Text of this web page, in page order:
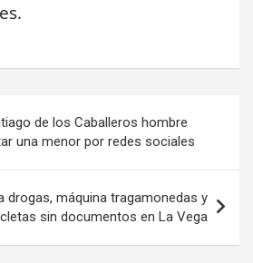
de los Caballeros hombre
una menor por redes sociales
drogas, máquina tragamonedas y
sin documentos en La Vega